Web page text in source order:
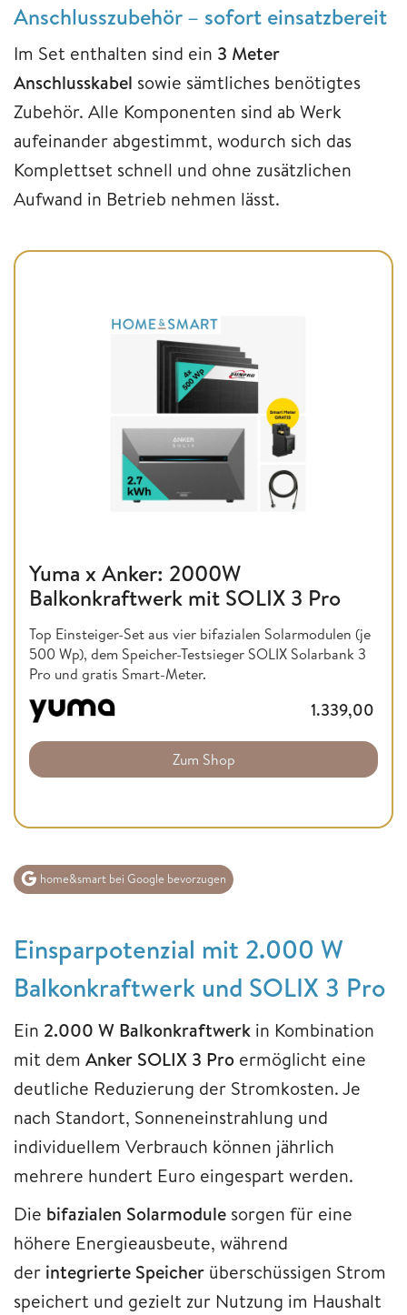
Anschlusszubehör – sofort einsatzbereit
Im Set enthalten sind ein 3 Meter
Anschlusskabel sowie sämtliches benötigtes
Zubehör. Alle Komponenten sind ab Werk
aufeinander abgestimmt, wodurch sich das
Komplettset schnell und ohne zusätzlichen
Aufwand in Betrieb nehmen lässt.
Yuma x Anker: 2000W
Balkonkraftwerk mit SOLIX 3 Pro
Top Einsteiger-Set aus vier bifazialen Solarmodulen (je
500 Wp), dem Speicher-Testsieger SOLIX Solarbank 3
Pro und gratis Smart-Meter.
1.339,00
Zum Shop
home&smart bei Google bevorzugen
Einsparpotenzial mit 2.000 W
Balkonkraftwerk und SOLIX 3 Pro
Ein 2.000 W Balkonkraftwerk in Kombination
mit dem Anker SOLIX 3 Pro ermöglicht eine
deutliche Reduzierung der Stromkosten. Je
nach Standort, Sonneneinstrahlung und
individuellem Verbrauch können jährlich
mehrere hundert Euro eingespart werden.
Die bifazialen Solarmodule sorgen für eine
höhere Energieausbeute, während
der integrierte Speicher überschüssigen Strom
speichert und gezielt zur Nutzung im Haushalt